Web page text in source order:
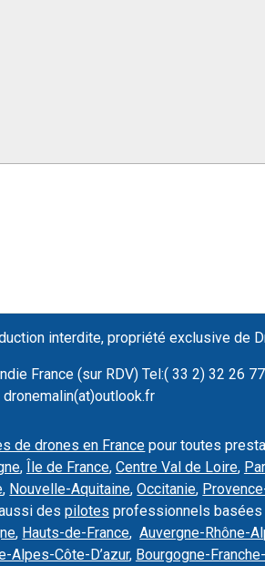
interdite, propriété exclusive de
France (sur RDV) Tel:( 33 2) 32 26
dronemalin(at)outlook.fr
de drones en France pour toutes
, Île de France, Centre Val de Loire,
, Nouvelle-Aquitaine,Occitanie,
des pilotes professionnels basées
, Hauts-de-France,Auvergne-Rhône-
Alpes-Côte-D’azur, Bourgogne-